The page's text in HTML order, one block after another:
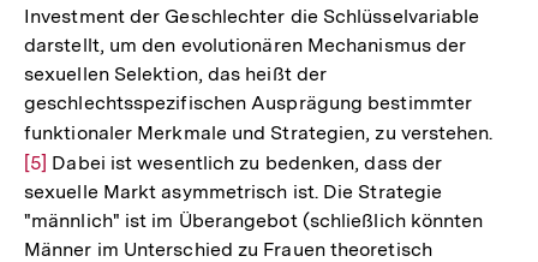
Investment der Geschlechter die Schlüsselvariable
darstellt, um den evolutionären Mechanismus der
sexuellen Selektion, das heißt der
geschlechtsspezifischen Ausprägung bestimmter
funktionaler Merkmale und Strategien, zu verstehen.
[5] Dabei ist wesentlich zu bedenken, dass der
sexuelle Markt asymmetrisch ist. Die Strategie
"männlich" ist im Überangebot (schließlich könnten
Männer im Unterschied zu Frauen theoretisch